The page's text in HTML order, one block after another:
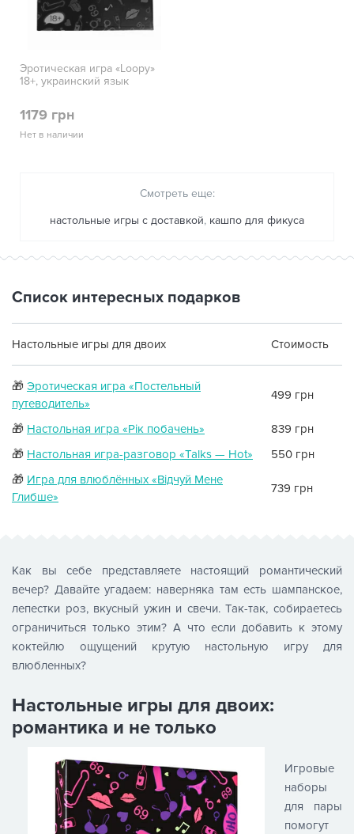
Эротическая игра «Loopy»
18+, украинский язык
1179 грн
Нет в наличии
Смотреть еще:
настольные игры с доставкой, кашпо для фикуса
Список интересных подарков
Настольные игры для двоих Стоимость
🎁 Эротическая игра «Постельный
путеводитель»
499 грн
🎁 Настольная игра «Рік побачень»
839 грн
🎁 Настольная игра-разговор «Talks — Hot»
550 грн
🎁 Игра для влюблённых «Відчуй Мене
Глибше»
739 грн
Как вы себе представляете настоящий романтический
вечер? Давайте угадаем: наверняка там есть шампанское,
лепестки роз, вкусный ужин и свечи. Так-так, собираетесь
ограничиться только этим? А что если добавить к этому
коктейлю ощущений крутую настольную игру для
влюбленных?
Настольные игры для двоих:
романтика и не только
Игровые
наборы
для пары
помогут